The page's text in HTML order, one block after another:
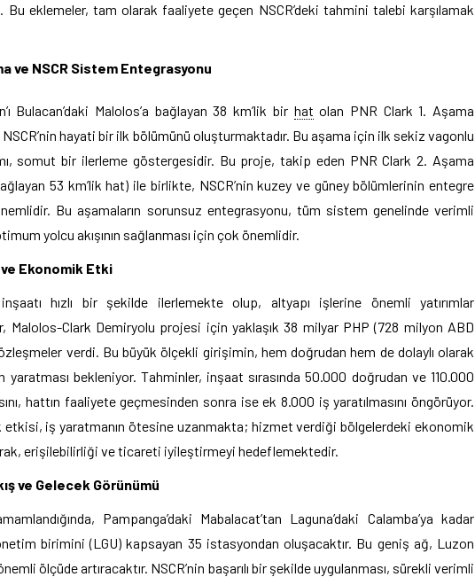
eklemeler, tam olarak faaliyete geçen NSCR’deki tahmini talebi karşılamak
ve NSCR Sistem Entegrasyonu
Bulacan’daki Malolos’a bağlayan 38 km’lik bir hat olan PNR Clark 1. Aşama
hayati bir ilk bölümünü oluşturmaktadır. Bu aşama için ilk sekiz vagonlu
somut bir ilerleme göstergesidir. Bu proje, takip eden PNR Clark 2. Aşama
53 km’lik hat) ile birlikte, NSCR’nin kuzey ve güney bölümlerinin entegre
Bu aşamaların sorunsuz entegrasyonu, tüm sistem genelinde verimli
yolcu akışının sağlanması için çok önemlidir.
Ekonomik Etki
hızlı bir şekilde ilerlemekte olup, altyapı işlerine önemli yatırımlar
Malolos-Clark Demiryolu projesi için yaklaşık 38 milyar PHP (728 milyon ABD
verdi. Bu büyük ölçekli girişimin, hem doğrudan hem de dolaylı olarak
bekleniyor. Tahminler, inşaat sırasında 50.000 doğrudan ve 110.000
hattın faaliyete geçmesinden sonra ise ek 8.000 iş yaratılmasını öngörüyor.
iş yaratmanın ötesine uzanmakta; hizmet verdiği bölgelerdeki ekonomik
erişilebilirliği ve ticareti iyileştirmeyi hedeflemektedir.
ve Gelecek Görünümü
Pampanga’daki Mabalacat’tan Laguna’daki Calamba’ya kadar
birimini (LGU) kapsayan 35 istasyondan oluşacaktır. Bu geniş ağ, Luzon
ölçüde artıracaktır. NSCR’nin başarılı bir şekilde uygulanması, sürekli verimli